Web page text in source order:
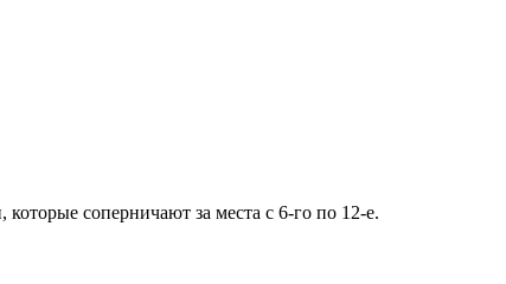
соперничают за места с 6-го по 12-е.